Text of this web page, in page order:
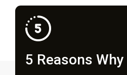
5 Reasons Why